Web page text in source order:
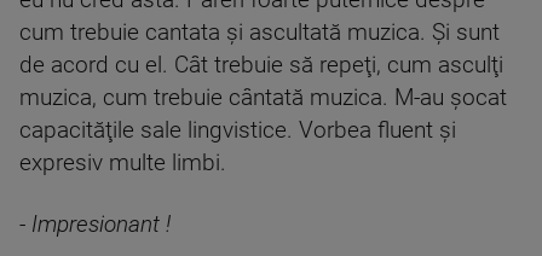
cum trebuie cantata şi ascultată muzica. Şi sunt
de acord cu el. Cât trebuie să repeţi, cum asculţi
muzica, cum trebuie cântată muzica. M-au şocat
capacităţile sale lingvistice. Vorbea fluent şi
expresiv multe limbi.
- Impresionant !